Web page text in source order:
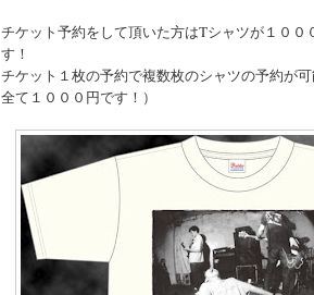
チケット予約をして頂いた方はTシャツが１００
す！
チケット１枚の予約で複数枚のシャツの予約が
全て１０００円です！）